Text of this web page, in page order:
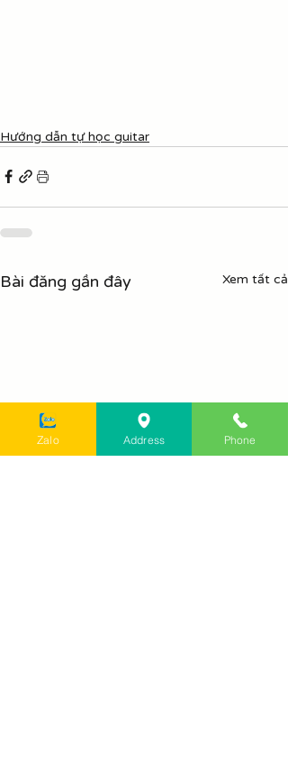
Hướng dẫn tự học guitar
Bài đăng gần đây Xem tất cả
Zalo Address Phone